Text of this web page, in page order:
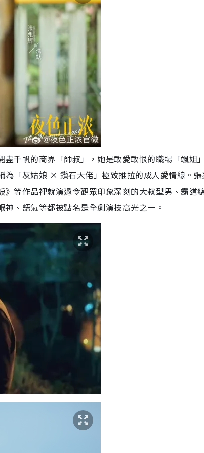
千帆的商界「帥叔」，她是敢愛敢恨的職場「颯姐
為「灰姑娘 × 鑽石大佬」極致推拉的成人愛情線。張
等作品裡就演過令觀眾印象深刻的大叔型男、霸道
、語氣等都被點名是全劇演技高光之一。